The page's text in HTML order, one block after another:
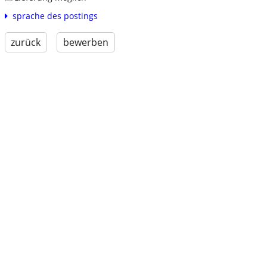
sprache des postings
zurück bewerben